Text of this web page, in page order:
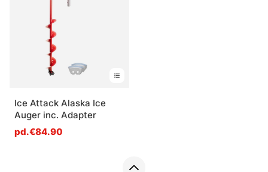
Ice Attack Alaska Ice
Auger inc. Adapter
pd.€84.90